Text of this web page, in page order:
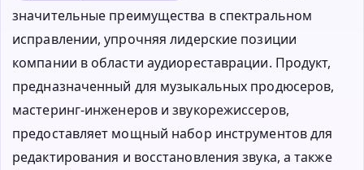
значительные преимущества в спектральном
исправлении, упрочняя лидерские позиции
компании в области аудиореставрации. Продукт,
предназначенный для музыкальных продюсеров,
мастеринг-инженеров и звукорежиссеров,
предоставляет мощный набор инструментов для
редактирования и восстановления звука, а также